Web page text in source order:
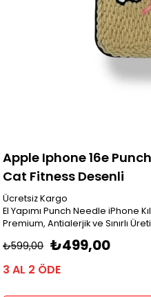
Apple Iphone 16e
Cat Fitness Desenli
Ücretsiz Kargo
El Yapımı Punch Needle iPhone
Premium, Antialerjik ve Sınırlı
₺599,00 ₺499,00
3 AL 2 ÖDE